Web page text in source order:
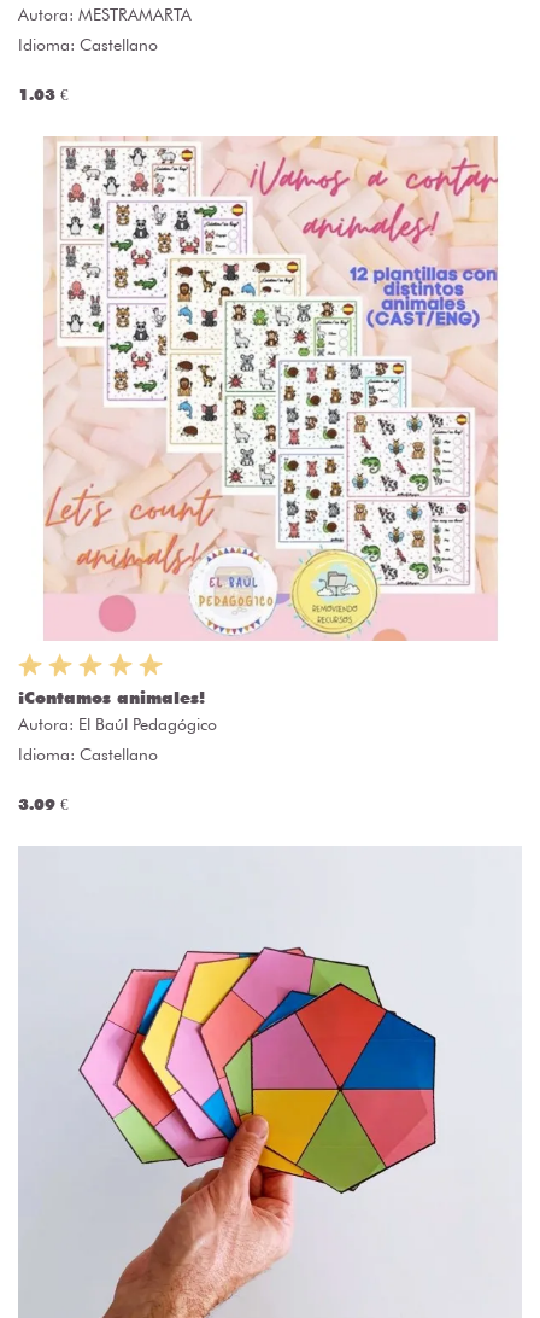
Autora: MESTRAMARTA
Idioma: Castellano
1.03 €
¡Contamos animales!
Autora: El Baúl Pedagógico
Idioma: Castellano
3.09 €